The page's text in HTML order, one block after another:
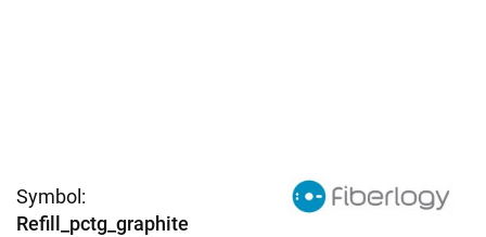
Symbol:
Refill_pctg_graphite